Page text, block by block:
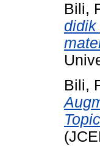
Bili,
didik
Bili,